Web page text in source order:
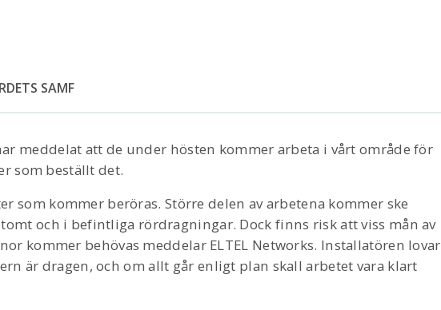
SAMF
meddelat att de under hösten kommer arbeta i vårt område för
som beställt det.
som kommer beröras. Större delen av arbetena kommer ske
och i befintliga rördragningar. Dock finns risk att viss mån av
kommer behövas meddelar ELTEL Networks. Installatören lovar
är dragen, och om allt går enligt plan skall arbetet vara klart